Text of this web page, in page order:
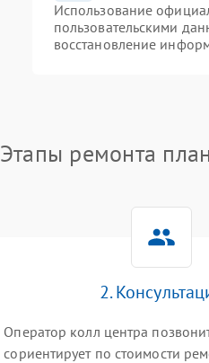
Использование
пользовательскими
восстановление
Этапы ремонта
2.
Оператор колл центра
сориентирует по стоимости